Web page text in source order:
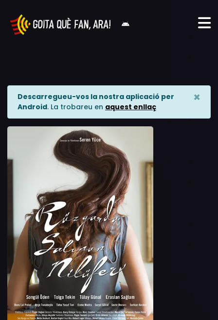
Descarregueu-vos la nostra aplicació per
Android. La trobareu en aquest enllaç
×